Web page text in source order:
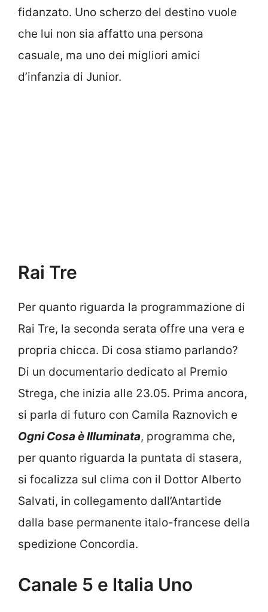
fidanzato. Uno scherzo del destino vuole
che lui non sia affatto una persona
casuale, ma uno dei migliori amici
d’infanzia di Junior.
Rai Tre
Per quanto riguarda la programmazione di
Rai Tre, la seconda serata offre una vera e
propria chicca. Di cosa stiamo parlando?
Di un documentario dedicato al Premio
Strega, che inizia alle 23.05. Prima ancora,
si parla di futuro con Camila Raznovich e
Ogni Cosa è Illuminata, programma che,
per quanto riguarda la puntata di stasera,
si focalizza sul clima con il Dottor Alberto
Salvati, in collegamento dall’Antartide
dalla base permanente italo-francese della
spedizione Concordia.
Canale 5 e Italia Uno